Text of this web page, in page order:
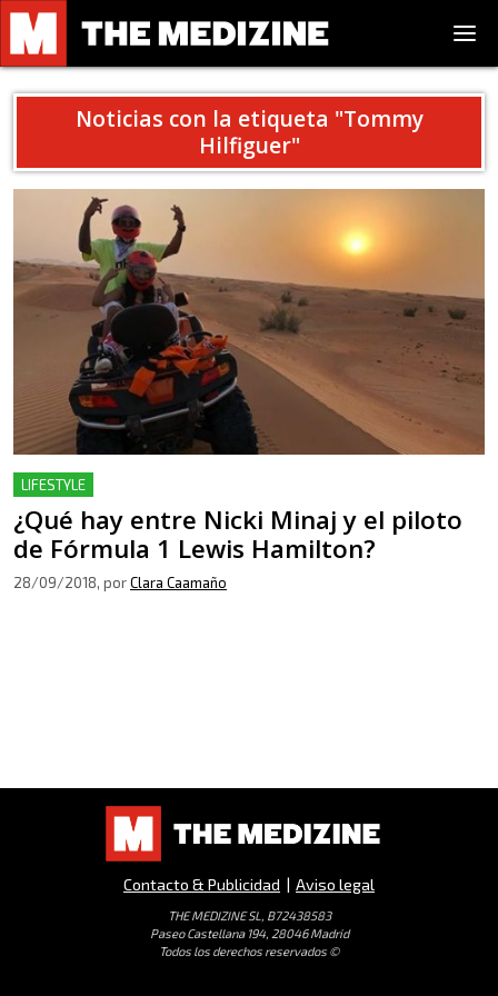
Noticias con la etiqueta "Tommy
Hilfiguer"
LIFESTYLE
¿Qué hay entre Nicki Minaj y el piloto
de Fórmula 1 Lewis Hamilton?
28/09/2018, porClara Caamaño
Contacto & Publicidad | Aviso legal
THE MEDIZINE SL, B72438583
Paseo Castellana 194, 28046 Madrid
Todos los derechos reservados ©